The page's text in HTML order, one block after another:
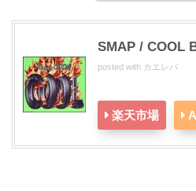
SMAP / COOL
posted with カエレバ
楽天市場